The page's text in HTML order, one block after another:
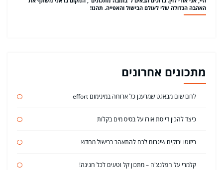
האהבה הגדולה שלי לעולם הבישול והאפייה. תהנו!
מתכונים אחרונים
לחם שום מבאגט שמרענן כל ארוחה במינימום effort
כיצד להכין דייסת אורז על בסיס מים בקלות
ריזוטו ירוקים שיגרום לכם להתאהב בבישול מחדש
קלמרי על הפלנצ'ה – מתכון קל וטעים לכל חגיגה!